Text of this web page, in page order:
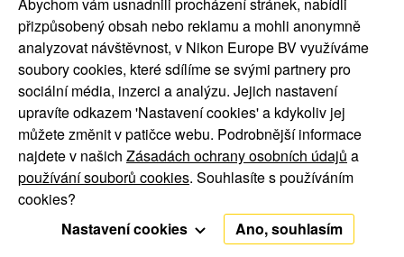
přizpůsobený obsah nebo reklamu a mohli anonymně
analyzovat návštěvnost, v Nikon Europe BV využíváme
soubory cookies, které sdílíme se svými partnery pro
sociální média, inzerci a analýzu. Jejich nastavení
upravíte odkazem 'Nastavení cookies' a kdykoliv jej
můžete změnit v patičce webu. Podrobnější informace
najdete v našich Zásadách ochrany osobních údajů a
používání souborů cookies. Souhlasíte s používáním
cookies?
Funkční cookies
Nastavení cookies Ano, souhlasím
© 2016 Jsem Nikonblog.CZ. All Rights Reserved.
O nás | Kontakt
Oznámení o souborech
cookie
Oznámení o ochraně
soukromí